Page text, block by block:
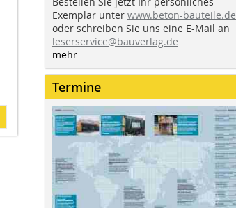
Exemplar unter www.beton-bauteile.de
oder schreiben Sie uns eine E-Mail an
leserservice@bauverlag.de
mehr
Termine